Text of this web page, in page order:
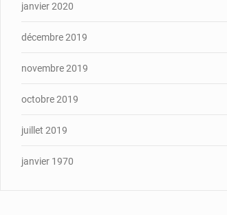
janvier 2020
décembre 2019
novembre 2019
octobre 2019
juillet 2019
janvier 1970